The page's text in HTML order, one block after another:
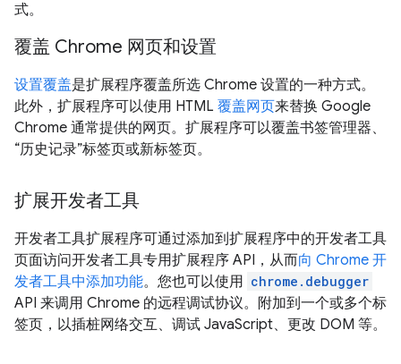
式。
覆盖 Chrome 网页和设置
设置覆盖是扩展程序覆盖所选 Chrome 设置的一种方式。
此外，扩展程序可以使用 HTML 覆盖网页来替换 Google
Chrome 通常提供的网页。扩展程序可以覆盖书签管理器、
“历史记录”标签页或新标签页。
扩展开发者工具
开发者工具扩展程序可通过添加到扩展程序中的开发者工具
页面访问开发者工具专用扩展程序 API，从而向 Chrome 开
发者工具中添加功能。您也可以使用 chrome.debugger
API 来调用 Chrome 的远程调试协议。附加到一个或多个标
签页，以插桩网络交互、调试 JavaScript、更改 DOM 等。